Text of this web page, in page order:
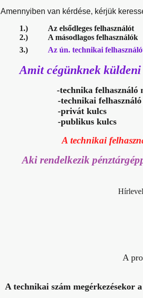
Amennyiben van kérdése, kérjük
1.)
Az elsődleges felhasználót
2.)
A másodlagos felhasználók
3.)
Az ún. technikai
Amit cégünknek
-technika felhasználó
-technikai felhasználó
-privát kulcs
-publikus kulcs
A technikai
Aki rendelkezik
A
A technikai szám megérkezésekor